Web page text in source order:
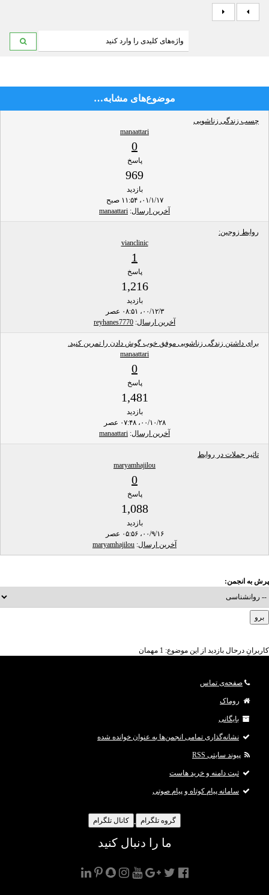
موضوع‌های مشابه…
چسب زندگی زناشویی
manaattari
0
پاسخ
969
بازدید
۰۱/۱/۱۷، ۱۱:۵۴ صبح
آخرین ارسال:
manaattari
روابط زوجین:
vianclinic
1
پاسخ
1,216
بازدید
۰۰/۱۲/۳، ۰۸:۵۱ عصر
آخرین ارسال:
reyhanes7770
برای داشتن زندگی زناشویی موفق خوب گوش دادن را تمرین کنید.
manaattari
0
پاسخ
1,481
بازدید
۰۰/۱۰/۲۸، ۰۷:۴۸ عصر
آخرین ارسال:
manaattari
تاثیر جملات در روابط
maryamhajilou
0
پاسخ
1,088
بازدید
۰۰/۹/۱۶، ۰۵:۵۶ عصر
آخرین ارسال:
maryamhajilou
پرش به انجمن:
کاربرانِ درحال بازدید از این موضوع: 1 مهمان
صفحه‌ی تماس
روماک
بایگانی
نشانه‌گذاری تمامی انجمن‌ها به عنوان خوانده شده
پیوند سایتی RSS
ثبت دامنه و خرید هاست
سامانه پیام کوتاه و پیام صوتی
گروه تلگرام کانال تلگرام
ما را دنبال کنید